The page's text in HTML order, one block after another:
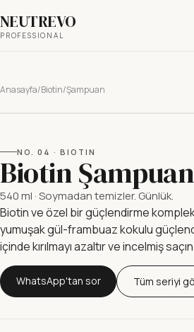
NEUTREVO
PROFESSIONAL
Anasayfa/Biotin/Şampuan
NO. 04 · BIOTIN
Biotin Şampuan
540 ml ·Soymadan temizler. Günlük.
Biotin ve özel bir güçlendirme
yumuşak gül-frambuaz kokulu
içinde kırılmayı azaltır ve incelmiş
WhatsApp'tan sor Tüm seriyi